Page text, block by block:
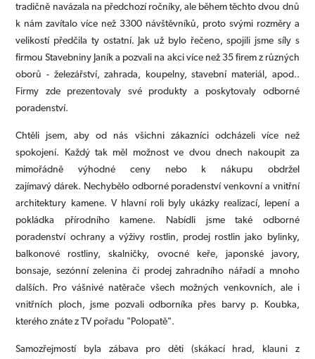
tradičně navázala na předchozí ročníky, ale během těchto dvou dnů
k nám zavítalo více než 3300 návštěvníků, proto svými rozměry a
velikostí předčila ty ostatní. Jak už bylo řečeno, spojili jsme síly s
firmou Stavebniny Janík a pozvali na akci více než35 firem z různých
oborů - železářství, zahrada, koupelny, stavební materiál, apod..
Firmy zde prezentovaly své produkty a poskytovaly odborné
poradenství.
Chtěli jsem, aby od nás všichni zákazníci odcházeli více než
spokojení. Každý tak měl možnost ve dvou dnech nakoupit za
mimořádně výhodné ceny nebo k nákupu obdržel
zajímavýdárek. Nechybělo odborné poradenství venkovní a vnitřní
architektury kamene. V hlavní roli byly ukázky realizací, lepení a
pokládka přírodního kamene. Nabídli jsme také odborné
poradenství ochrany a výživy rostlin, prodej rostlin jako bylinky,
balkonové rostliny, skalničky, ovocné keře, japonské javory,
bonsaje, sezónní zelenina či prodej zahradního nářadí a mnoho
dalších. Pro vášnivé natěrače všech možných venkovních, ale i
vnitřních ploch, jsme pozvali odborníka přes barvy p. Koubka,
kterého znáte z TV pořadu "Polopatě".
Samozřejmostí byla zábava pro děti (skákací hrad, klauni z